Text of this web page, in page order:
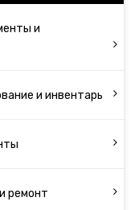
и
и инвентарь
ремонт